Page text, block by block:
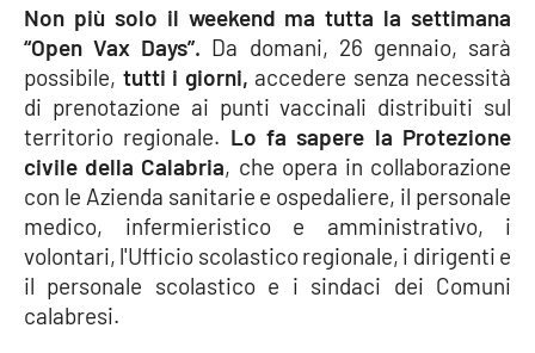
VIDEO
Ambiente
Cronaca
Cultura
Economia e Lavoro
Non più solo il weekend ma tutta la settimana
“Open Vax Days”. Da domani, 26 gennaio, sarà
possibile, tutti i giorni, accedere senza necessità
di prenotazione ai punti vaccinali distribuiti sul
territorio regionale. Lo fa sapere la Protezione
civile della Calabria, che opera in collaborazione
con le Azienda sanitarie e ospedaliere, il personale
medico, infermieristico e amministrativo, i
volontari, l'Ufficio scolastico regionale, i dirigenti e
il personale scolastico e i sindaci dei Comuni
calabresi.